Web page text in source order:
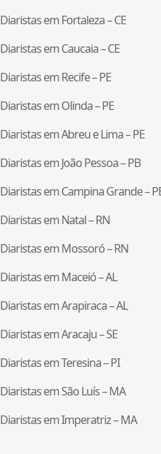
Diaristas emFortaleza–CE
Diaristas emCaucaia–CE
Diaristas emRecife–PE
Diaristas emOlinda–PE
Diaristas emAbreu e Lima–PE
Diaristas emJoão Pessoa–PB
Diaristas emCampina Grande–
Diaristas emNatal–RN
Diaristas emMossoró–RN
Diaristas emMaceió–AL
Diaristas emArapiraca–AL
Diaristas emAracaju–SE
Diaristas emTeresina–PI
Diaristas emSão Luís–MA
Diaristas emImperatriz–MA